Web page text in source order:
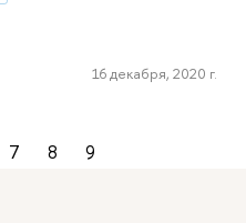
16 декабря, 2020 г.
7 8 9